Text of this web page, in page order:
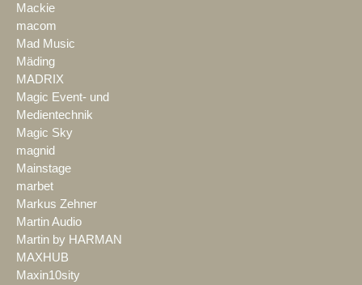
Mackie
macom
Mad Music
Mäding
MADRIX
Magic Event- und
Medientechnik
Magic Sky
magnid
Mainstage
marbet
Markus Zehner
Martin Audio
Martin by HARMAN
MAXHUB
Maxin10sity